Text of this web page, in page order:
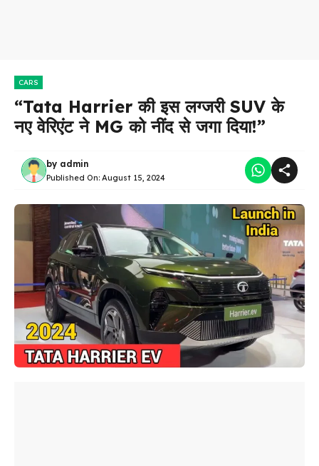
CARS
“Tata Harrier की इस लग्जरी SUV के
नए वेरिएंट ने MG को नींद से जगा दिया!”
by admin
Published On: August 15, 2024